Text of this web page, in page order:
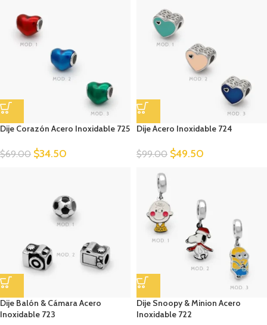
Dije Corazón Acero Inoxidable 725
$69.00 $34.50
Dije Acero Inoxidable 724
$99.00 $49.50
Dije Balón & Cámara Acero
Inoxidable 723
Dije Snoopy & Minion Acero
Inoxidable 722